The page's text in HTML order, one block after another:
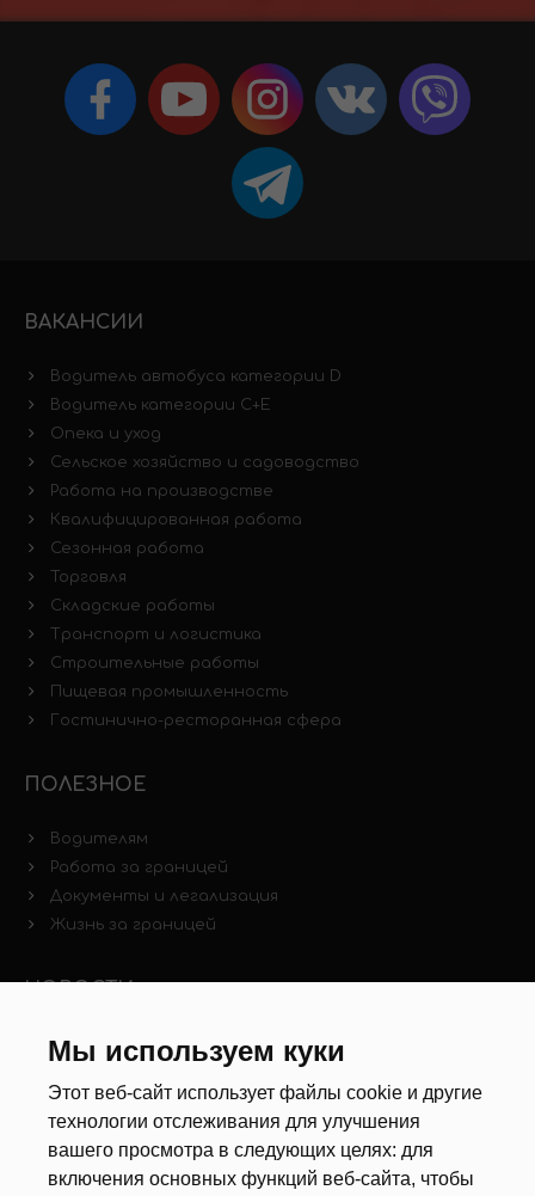
Мы используем куки
Этот веб-сайт использует файлы cookie и другие
технологии отслеживания для улучшения
вашего просмотра в следующих целях: для
включения основных функций веб-сайта, чтобы
ВАКАНСИИ
Водитель автобуса категории D
Водитель категории C+E
Опека и уход
Сельское хозяйство и садоводство
Работа на производстве
Квалифицированная работа
Сезонная работа
Торговля
Складские работы
Транспорт и логистика
Строительные работы
Пищевая промышленность
Гостинично-ресторанная сфера
ПОЛЕЗНОЕ
Водителям
Работа за границей
Документы и легализация
Жизнь за границей
НОВОСТИ
Новости рынка труда
Анкета